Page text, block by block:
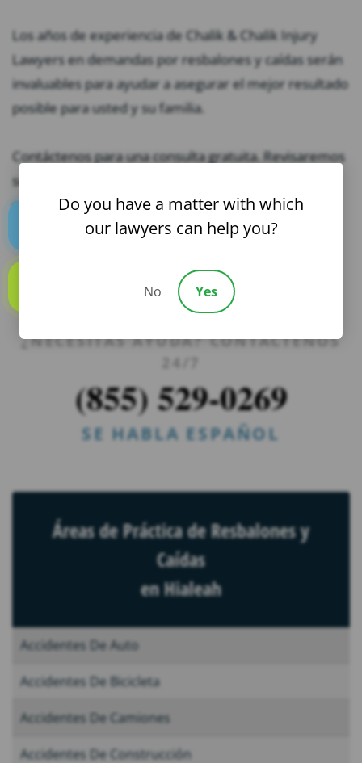
Los años de experiencia de Chalik & Chalik Injury
Lawyers en demandas por resbalones y caídas serán
invaluables para ayudar a asegurar el mejor resultado
posible para usted y su familia.
Contáctenos para una consulta gratuita. Revisaremos
su caso y discutiremos sus opciones para buscar una
compensación. Estamos disponibles las 24 horas del
día, los 7 días de la semana, así que llame hoy.
¿NECESITAS AYUDA? CONTÁCTENOS
24/7
(855) 529-0269
SE HABLA ESPAÑOL
Áreas de Práctica de Resbalones y
Caídas
en Hialeah
Accidentes De Auto
Accidentes De Bicicleta
Accidentes De Camiones
Accidentes De Construcción
Do you have a matter with which
our lawyers can help you?
No Yes